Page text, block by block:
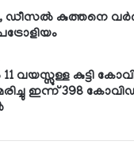
ഡീസല്‍ കുത്തനെ
വയസ്സുള്ള കുട്ടി
ഇന്ന് 398